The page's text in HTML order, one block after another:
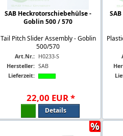
SAB Heckrotorschiebehülse -
Goblin 500 / 570
Tail Pitch Slider Assembly - Goblin
500/570
Art.Nr.: H0233-S
Hersteller: SAB
Lieferzeit:
22,00 EUR *
Details
%